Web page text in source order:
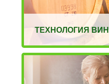
ТЕХНОЛОГИЯ